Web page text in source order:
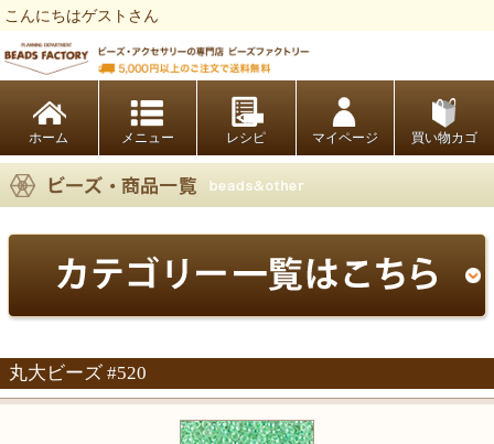
こんにちはゲストさん
ホーム レシピ マイページ 買い物カゴ
丸大ビーズ #520